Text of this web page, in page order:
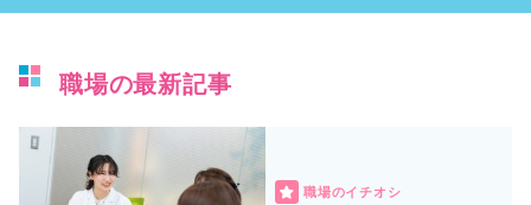
職場の最新記事
職場のイチオシ